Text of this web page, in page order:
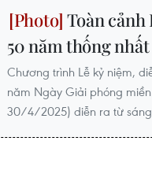
Toàn
50 năm thống
Chương trình Lễ kỷ niệm,
năm Ngày Giải phóng
30/4/2025) diễn ra từ